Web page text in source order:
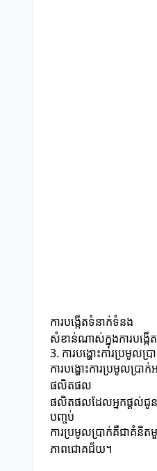
ការបង្កើតទំនាក់ទំនង
សំខាន់ណាស់ក្នុងការបង្កើ
3. ការបង្ហោះការប្រមូលប្រ
ការបង្ហោះការប្រមូលប្រា
ផលិតផល
ផលិតផលដែលអ្នកផ្តល់ជូន
បញ្ចប់
ការប្រមូលប្រាក់គឺជាគំនិតមួ
ភាពជោគជ័យ។